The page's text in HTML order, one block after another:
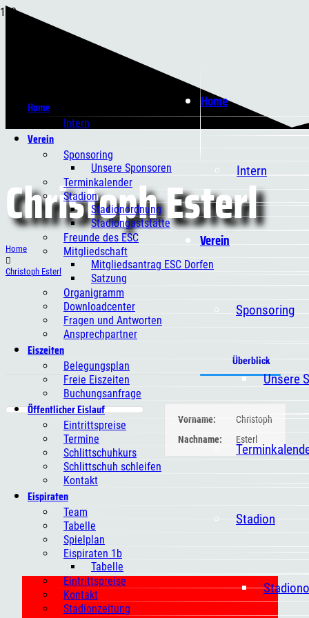
Home
Intern
Verein
Sponsoring
Unsere
Stadion
Home
Intern
Verein
Sponsoring
Unsere Sponsoren
Terminkalender
Stadion
Stadionordnung
Stadiongaststätte
Freunde des ESC
Mitgliedschaft
Mitgliedsantrag ESC Dorfen
Satzung
Organigramm
Downloadcenter
Fragen und Antworten
Ansprechpartner
Eiszeiten
Belegungsplan
Freie Eiszeiten
Buchungsanfrage
Öffentlicher Eislauf
Eintrittspreise
Termine
Schlittschuhkurs
Schlittschuh schleifen
Kontakt
Eispiraten
Team
Tabelle
Spielplan
Eispiraten 1b
Tabelle
Eintrittspreise
Kontakt
Stadionzeitung
Christoph Esterl
Home
Christoph Esterl
Überblick
Vorname:
Christoph
Nachname:
Esterl